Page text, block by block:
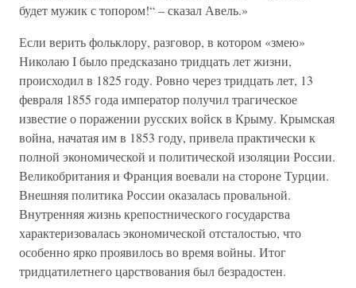
будет мужик с топором!“ – сказал Авель.»
Если верить фольклору, разговор, в котором «змею»
Николаю I было предсказано тридцать лет жизни,
происходил в 1825 году. Ровно через тридцать лет, 13
февраля 1855 года император получил трагическое
известие о поражении русских войск в Крыму. Крымская
война, начатая им в 1853 году, привела практически к
полной экономической и политической изоляции России.
Великобритания и Франция воевали на стороне Турции.
Внешняя политика России оказалась провальной.
Внутренняя жизнь крепостнического государства
характеризовалась экономической отсталостью, что
особенно ярко проявилось во время войны. Итог
тридцатилетнего царствования был безрадостен.